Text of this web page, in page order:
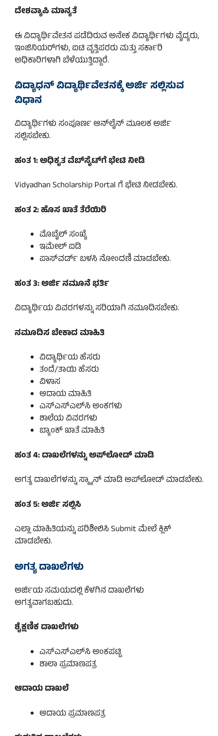
ದೇಶವ್ಯಾಪಿ ಮಾನ್ಯತೆ
ಈ ವಿದ್ಯಾರ್ಥಿವೇತನ ಪಡೆದಿರುವ ಅನೇಕ ವಿದ್ಯಾರ್ಥಿಗಳು ವೈದ್ಯರು,
ಇಂಜಿನಿಯರ್‌ಗಳು, ಐಟಿ ವೃತ್ತಿಪರರು ಮತ್ತು ಸರ್ಕಾರಿ
ಅಧಿಕಾರಿಗಳಾಗಿ ಬೆಳೆಯುತ್ತಿದ್ದಾರೆ.
ವಿದ್ಯಾಧನ್ ವಿದ್ಯಾರ್ಥಿವೇತನಕ್ಕೆ ಅರ್ಜಿ ಸಲ್ಲಿಸುವ
ವಿಧಾನ
ವಿದ್ಯಾರ್ಥಿಗಳು ಸಂಪೂರ್ಣ ಆನ್‌ಲೈನ್ ಮೂಲಕ ಅರ್ಜಿ
ಸಲ್ಲಿಸಬೇಕು.
ಹಂತ 1: ಅಧಿಕೃತ ವೆಬ್‌ಸೈಟ್‌ಗೆ ಭೇಟಿ ನೀಡಿ
Vidyadhan Scholarship Portal ಗೆ ಭೇಟಿ ನೀಡಬೇಕು.
ಹಂತ 2: ಹೊಸ ಖಾತೆ ತೆರೆಯಿರಿ
ಮೊಬೈಲ್ ಸಂಖ್ಯೆ
ಇಮೇಲ್ ಐಡಿ
ಪಾಸ್‌ವರ್ಡ್ ಬಳಸಿ ನೋಂದಣಿ ಮಾಡಬೇಕು.
ಹಂತ 3: ಅರ್ಜಿ ನಮೂನೆ ಭರ್ತಿ
ವಿದ್ಯಾರ್ಥಿಯ ವಿವರಗಳನ್ನು ಸರಿಯಾಗಿ ನಮೂದಿಸಬೇಕು.
ನಮೂದಿಸ ಬೇಕಾದ ಮಾಹಿತಿ
ವಿದ್ಯಾರ್ಥಿಯ ಹೆಸರು
ತಂದೆ/ತಾಯಿ ಹೆಸರು
ವಿಳಾಸ
ಆದಾಯ ಮಾಹಿತಿ
ಎಸ್‌ಎಸ್‌ಎಲ್‌ಸಿ ಅಂಕಗಳು
ಶಾಲೆಯ ವಿವರಗಳು
ಬ್ಯಾಂಕ್ ಖಾತೆ ಮಾಹಿತಿ
ಹಂತ 4: ದಾಖಲೆಗಳನ್ನು ಅಪ್‌ಲೋಡ್ ಮಾಡಿ
ಅಗತ್ಯ ದಾಖಲೆಗಳನ್ನು ಸ್ಕ್ಯಾನ್ ಮಾಡಿ ಅಪ್‌ಲೋಡ್ ಮಾಡಬೇಕು.
ಹಂತ 5: ಅರ್ಜಿ ಸಲ್ಲಿಸಿ
ಎಲ್ಲಾ ಮಾಹಿತಿಯನ್ನು ಪರಿಶೀಲಿಸಿ Submit ಮೇಲೆ ಕ್ಲಿಕ್
ಮಾಡಬೇಕು.
ಅಗತ್ಯ ದಾಖಲೆಗಳು
ಅರ್ಜಿಯ ಸಮಯದಲ್ಲಿ ಕೆಳಗಿನ ದಾಖಲೆಗಳು
ಅಗತ್ಯವಾಗಬಹುದು.
ಶೈಕ್ಷಣಿಕ ದಾಖಲೆಗಳು
ಎಸ್‌ಎಸ್‌ಎಲ್‌ಸಿ ಅಂಕಪಟ್ಟಿ
ಶಾಲಾ ಪ್ರಮಾಣಪತ್ರ
ಆದಾಯ ದಾಖಲೆ
ಆದಾಯ ಪ್ರಮಾಣಪತ್ರ